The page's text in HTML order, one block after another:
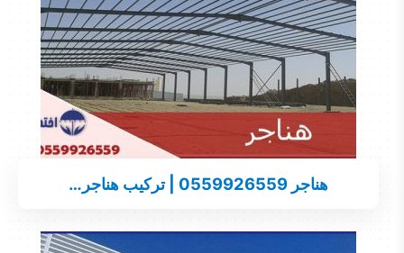
هناجر 0559926559 | تركيب هناجر…